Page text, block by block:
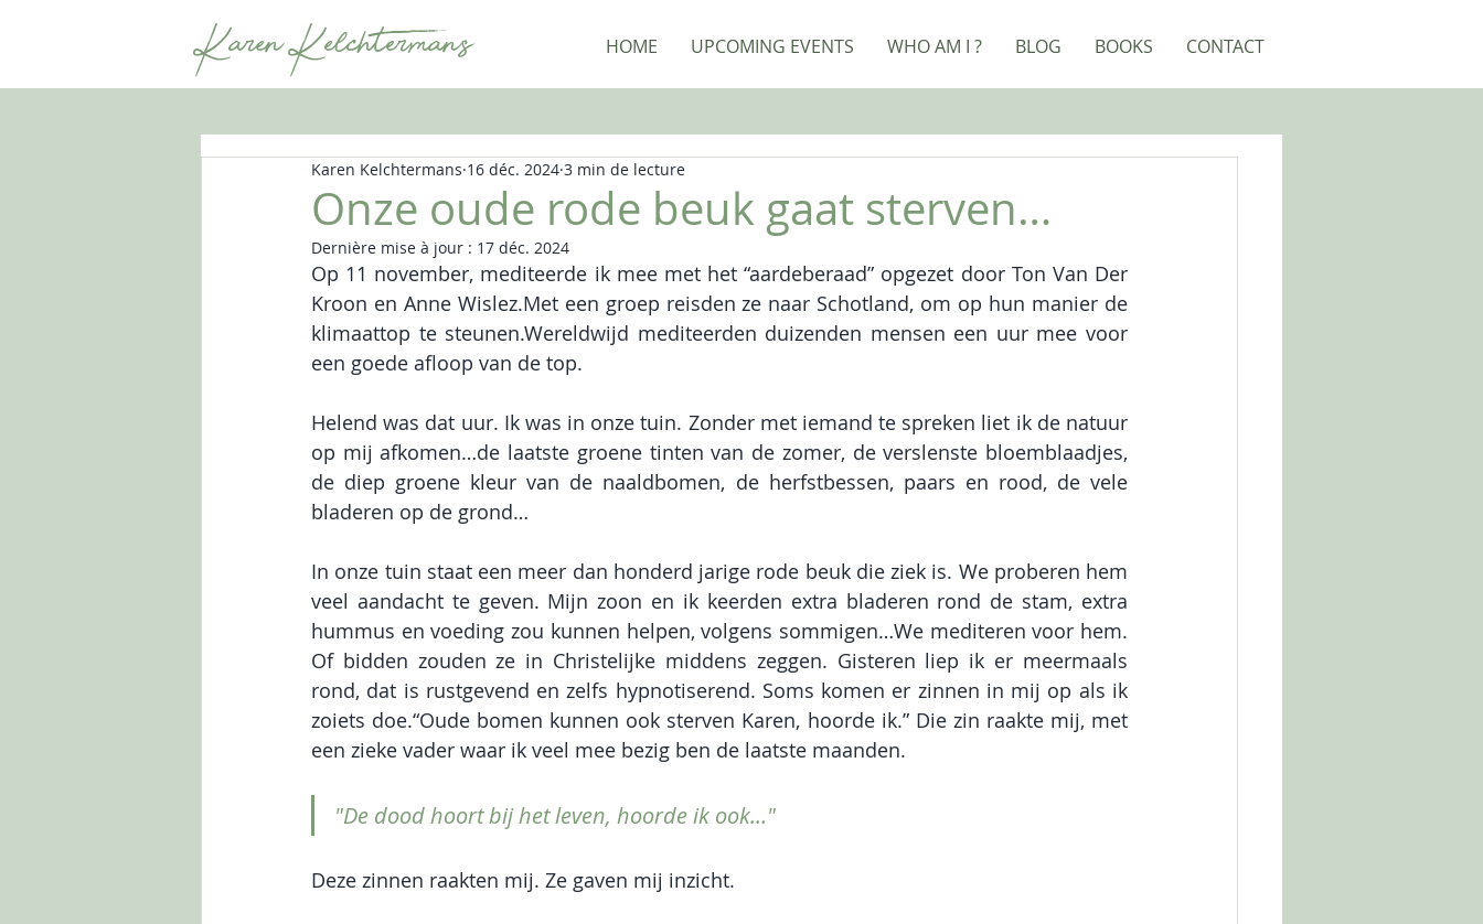
Karen Kelchtermans HOME UPCOMING EVENTS WHO AM I ? BLOG BOOKS CONTACT
Onze oude rode beuk gaat sterven…
Karen Kelchtermans 16 déc. 2024 3 min de lecture
Dernière mise à jour : 17 déc. 2024
Op 11 november, mediteerde ik mee met het “aardeberaad” opgezet door Ton Van Der
Kroon en Anne Wislez.Met een groep reisden ze naar Schotland, om op hun manier de
klimaattop te steunen.Wereldwijd mediteerden duizenden mensen een uur mee voor
een goede afloop van de top.
Helend was dat uur. Ik was in onze tuin. Zonder met iemand te spreken liet ik de natuur
op mij afkomen…de laatste groene tinten van de zomer, de verslenste bloemblaadjes,
de diep groene kleur van de naaldbomen, de herfstbessen, paars en rood, de vele
bladeren op de grond…
In onze tuin staat een meer dan honderd jarige rode beuk die ziek is. We proberen hem
veel aandacht te geven. Mijn zoon en ik keerden extra bladeren rond de stam, extra
hummus en voeding zou kunnen helpen, volgens sommigen…We mediteren voor hem.
Of bidden zouden ze in Christelijke middens zeggen. Gisteren liep ik er meermaals
rond, dat is rustgevend en zelfs hypnotiserend. Soms komen er zinnen in mij op als ik
zoiets doe.“Oude bomen kunnen ook sterven Karen, hoorde ik.” Die zin raakte mij, met
een zieke vader waar ik veel mee bezig ben de laatste maanden.
"De dood hoort bij het leven, hoorde ik ook…"
Deze zinnen raakten mij. Ze gaven mij inzicht.